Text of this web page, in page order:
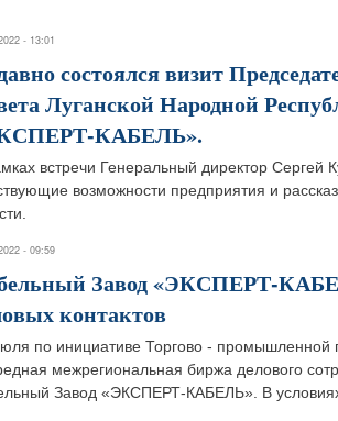
- 13:01
состоялся визит
Луганской Народной
КАБЕЛЬ».
встречи Генеральный директор Сергей
возможности предприятия и
- 09:59
Завод «ЭКСПЕРТ-
контактов
по инициативе Торгово - промышленной
межрегиональная биржа делового
Завод «ЭКСПЕРТ-КАБЕЛЬ». В